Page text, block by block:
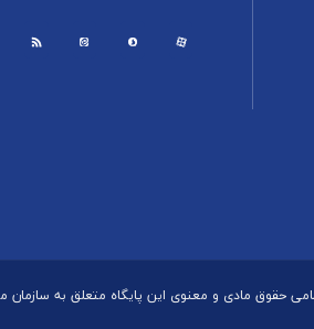
حقوق مادی و معنوی این پایگاه متعلق به